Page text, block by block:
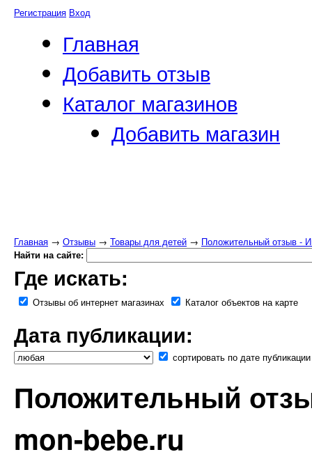
Регистрация Вход
Главная
Добавить отзыв
Каталог магазинов
Добавить магазин
Главная → Отзывы → Товары для детей → Положительный отзыв -
Найти на сайте:
Где искать:
Отзывы об интернет магазинах Каталог объектов на карте
Дата публикации:
сортировать по дате публикации
Положительный
mon-bebe.ru